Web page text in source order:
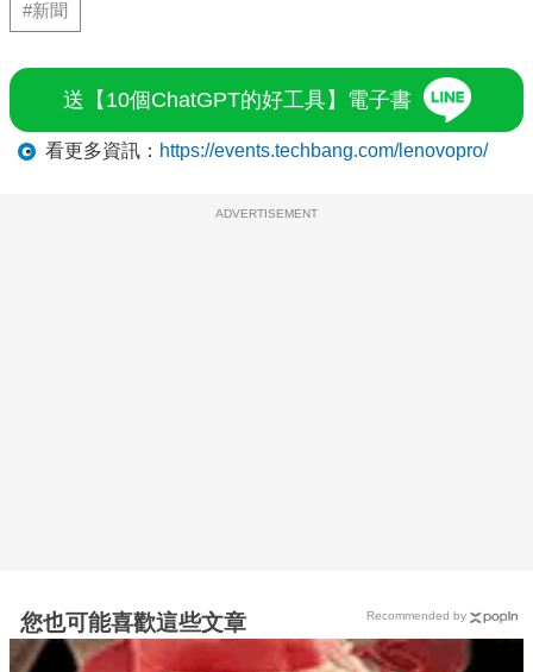
#新聞
送【10個ChatGPT的好工具】電子書
看更多資訊： https://events.techbang.com/lenovopro/
ADVERTISEMENT
您也可能喜歡這些文章 Recommended by